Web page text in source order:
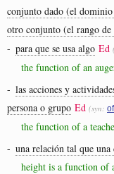
conjunto dado (el
otro conjunto (el rango
- para que se usa algo Ed
the function of an
- las acciones y
persona o grupo Ed (syn:
the function of a
- una relación tal que una
height is a function of